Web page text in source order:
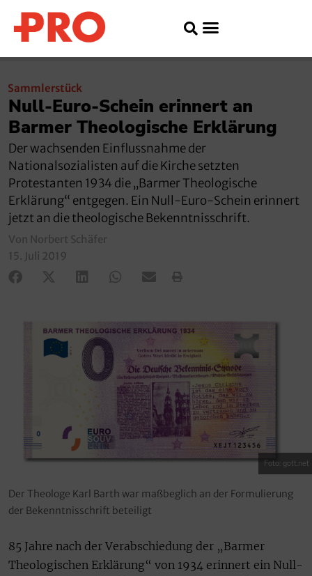
Sammlerstück
Null-Euro-Schein erinnert an
Barmer Theologische Erklärung
Der wachsenden Einflussnahme der
Nationalsozialisten auf die Kirche setzten
Protestanten 1934 die „Barmer Theologische
Erklärung“ entgegen. Ein Null-Euro-Schein erinnert
jetzt an die theologische Bekenntnisschrift.
Von Norbert Schäfer
15. Juli 2019
Foto: gott.net
Der Theologe Karl Barth war maßbeglich an der Formulierung
der Bekenntnisschrift beteiligt
85 Jahre nach der Verabschiedung der „Barmer
Theologischen Erklärung“ von 1934 erinnert ein Null-